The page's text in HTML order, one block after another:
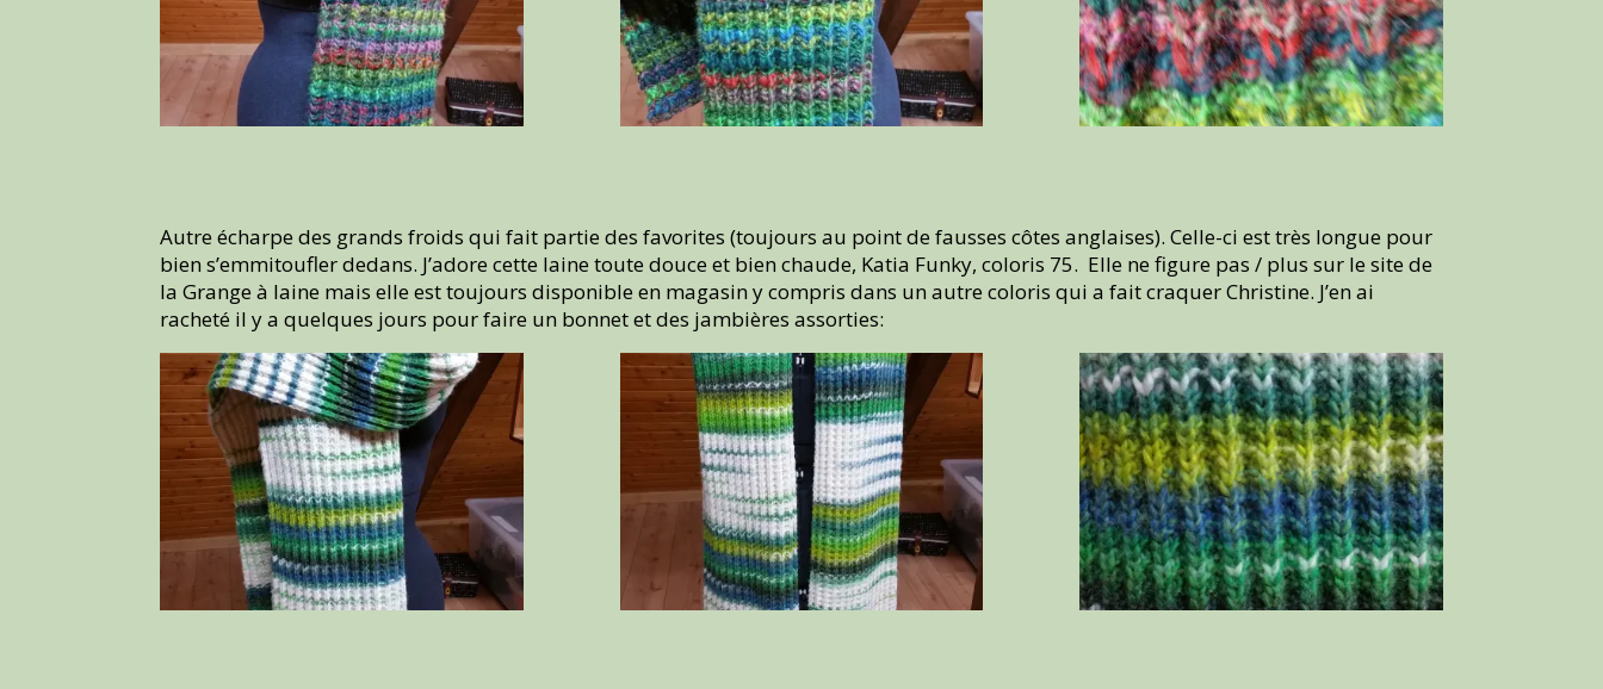
Autre écharpe des grands froids qui fait partie des favorites (toujours au point de fausses côtes anglaises). Celle-ci est très longue pour
bien s’emmitoufler dedans. J’adore cette laine toute douce et bien chaude, Katia Funky, coloris 75. Elle ne figure pas / plus sur le site de
la Grange à laine mais elle est toujours disponible en magasin y compris dans un autre coloris qui a fait craquer Christine. J’en ai
racheté il y a quelques jours pour faire un bonnet et des jambières assorties: